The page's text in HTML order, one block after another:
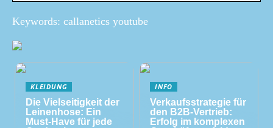
Keywords: callanetics youtube
KLEIDUNG
Die Vielseitigkeit der
Leinenhose: Ein
Must-Have für jede
INFO
Verkaufsstrategie für
den B2B-Vertrieb:
Erfolg im komplexen